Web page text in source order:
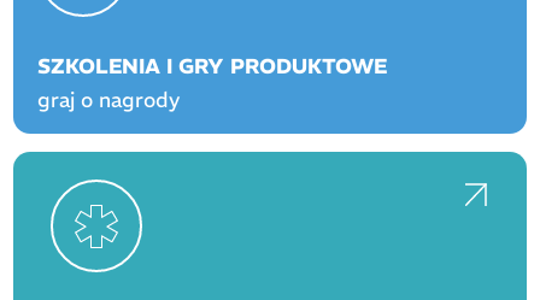
SZKOLENIA I GRY PRODUKTOWE
graj o nagrody